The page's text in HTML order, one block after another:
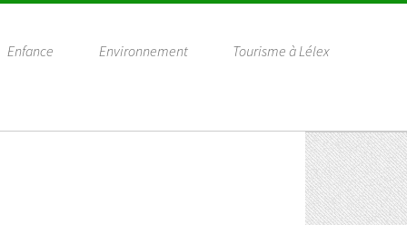
Enfance Environnement Tourisme à Lélex